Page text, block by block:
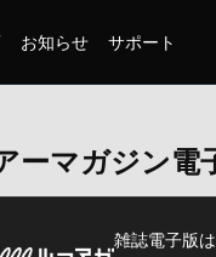
お知らせ サポート
ーマガジン電
雑誌電子版は